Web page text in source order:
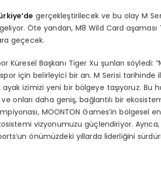
gerçekleştirilecek ve bu olay M
Öte yandan, M8 Wild Card aşaması
geçecek.
Küresel Başkanı Tiger Xu şunları söyledi:
için belirleyici bir an. M Serisi tarihinde
izimizi yeni bir bölgeye taşıyoruz. Bu
onları daha geniş, bağlantılı bir
MOONTON Games’in bölgesel
vizyonumuzu güçlendiriyor.
önümüzdeki yıllarda liderliğini